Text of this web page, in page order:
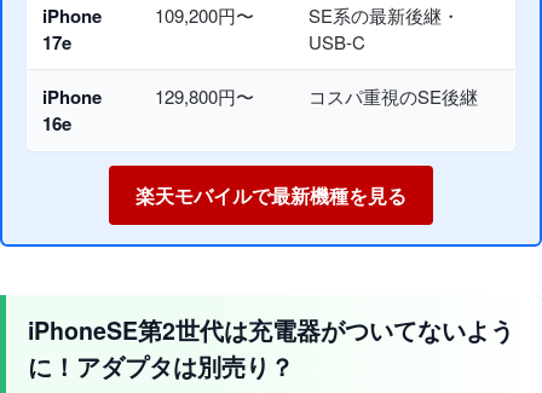
iPhone
17e
109,200円〜
SE系の最新後継・
USB-C
iPhone
16e
129,800円〜 コスパ重視のSE後継
楽天モバイルで最新機種を見る
iPhoneSE第2世代は充電器がついてないよう
に！アダプタは別売り？